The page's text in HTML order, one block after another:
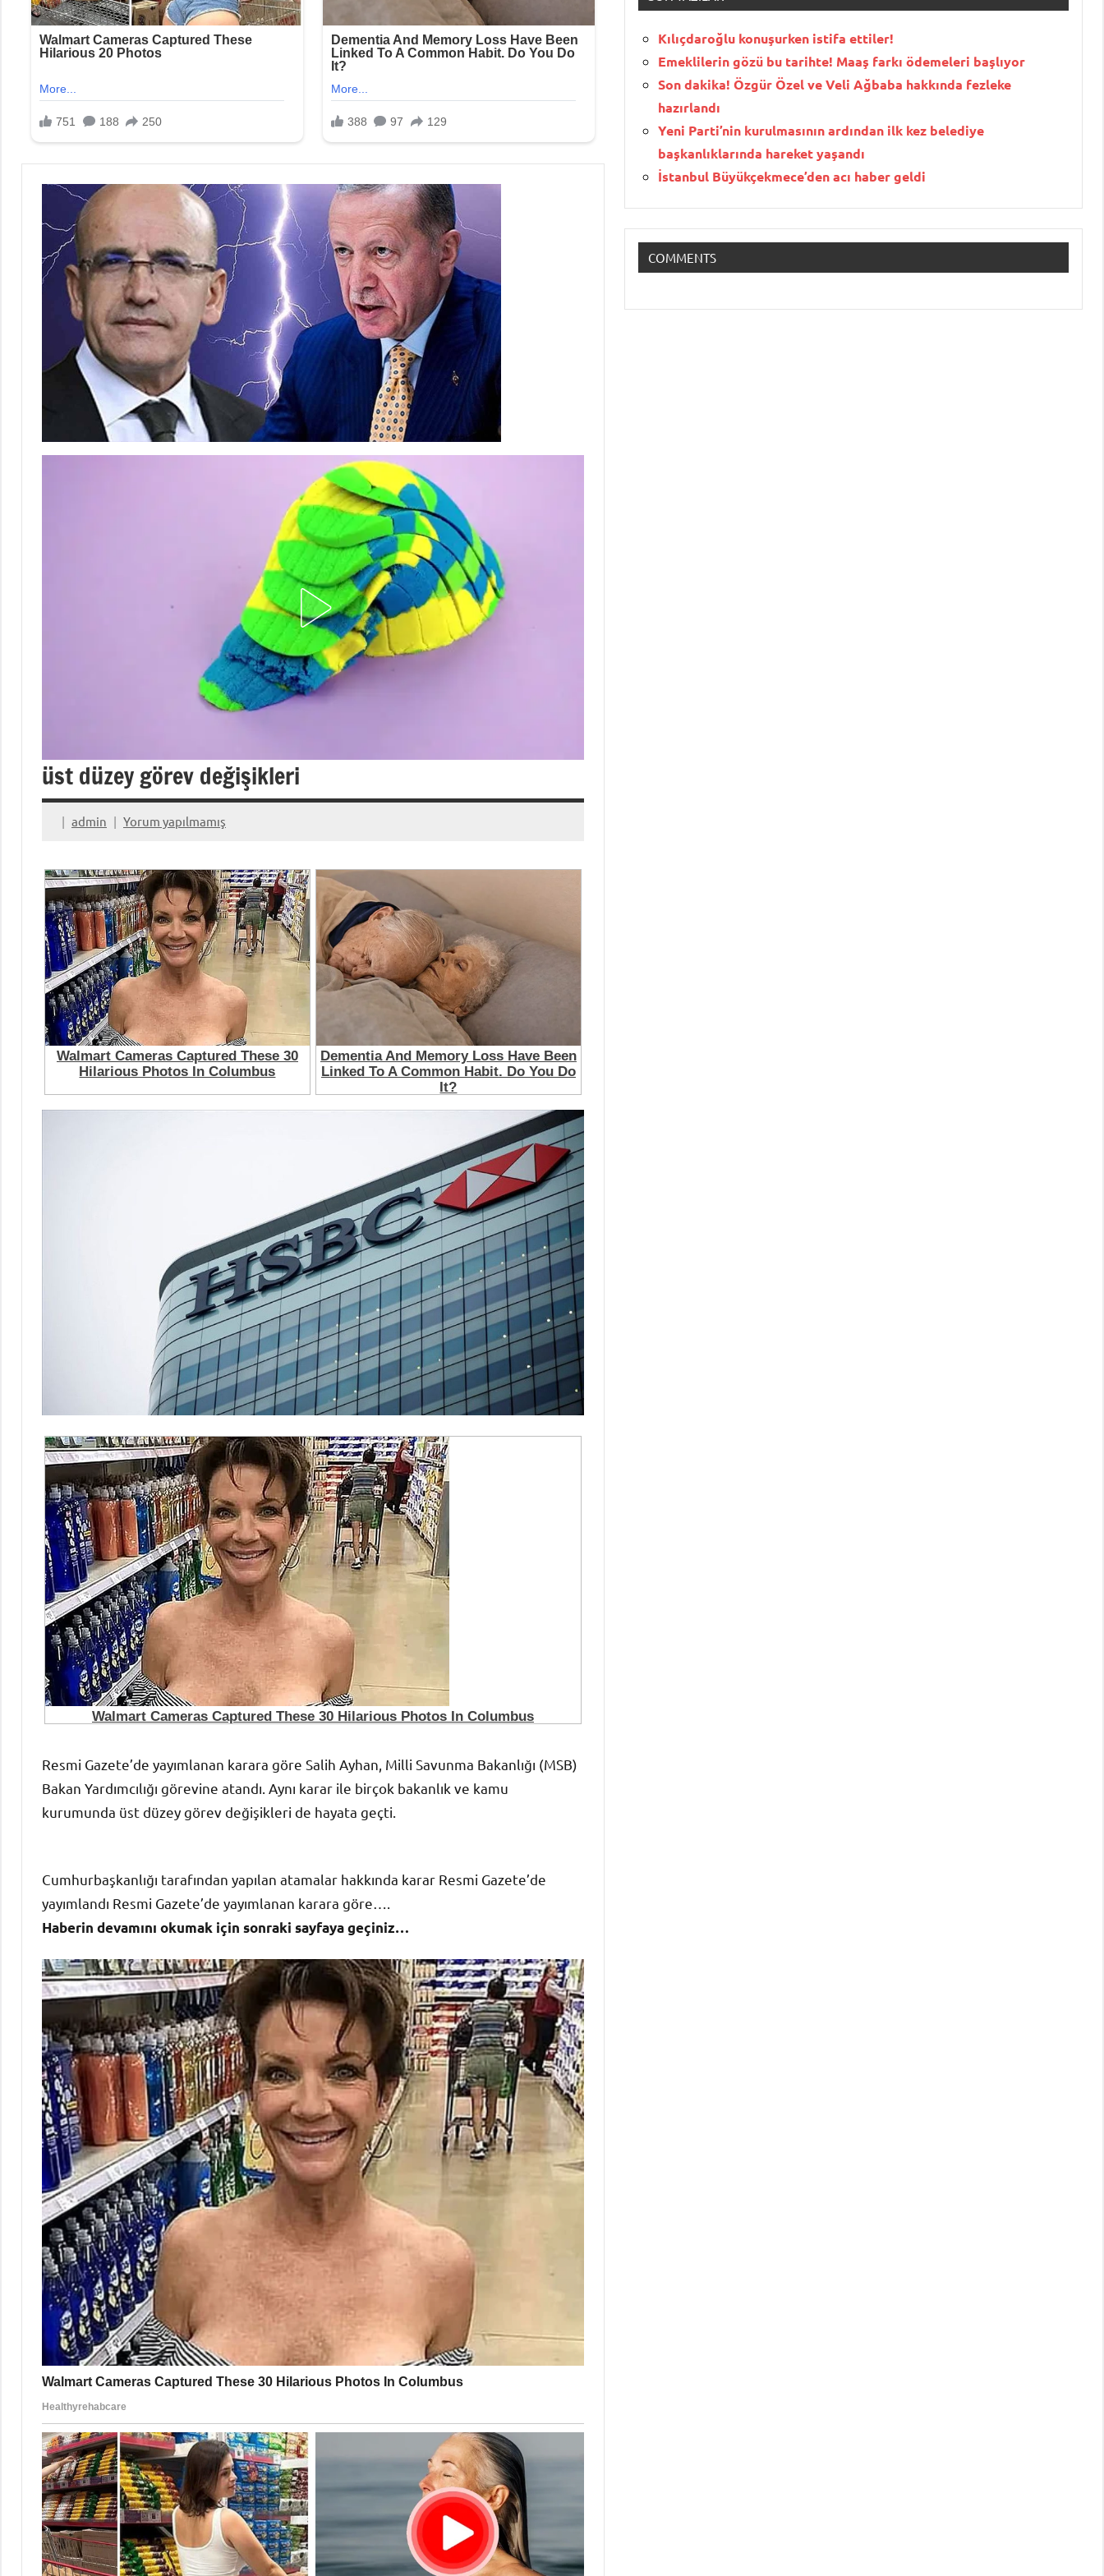
üst düzey görev değişikleri
admin Yorum yapılmamış
Resmi Gazete’de yayımlanan karara göre Salih Ayhan, Milli Savunma Bakanlığı (MSB)
Bakan Yardımcılığı görevine atandı. Aynı karar ile birçok bakanlık ve kamu
kurumunda üst düzey görev değişikleri de hayata geçti.
Cumhurbaşkanlığı tarafından yapılan atamalar hakkında karar Resmi Gazete’de
yayımlandı Resmi Gazete’de yayımlanan karara göre….
Haberin devamını okumak için sonraki sayfaya geçiniz…
Kılıçdaroğlu konuşurken istifa ettiler!
Emeklilerin gözü bu tarihte! Maaş farkı ödemeleri başlıyor
Son dakika! Özgür Özel ve Veli Ağbaba hakkında fezleke
hazırlandı
Yeni Parti’nin kurulmasının ardından ilk kez belediye
başkanlıklarında hareket yaşandı
İstanbul Büyükçekmece’den acı haber geldi
COMMENTS